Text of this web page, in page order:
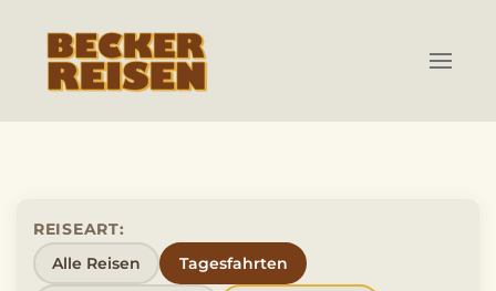
Zum Hauptinhalt springen
REISEART:
Alle Reisen
Tagesfahrten